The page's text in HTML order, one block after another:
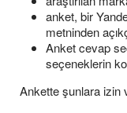
anket, bir
metninden
Anket cevap
seçeneklerin
Ankette şunlara izin